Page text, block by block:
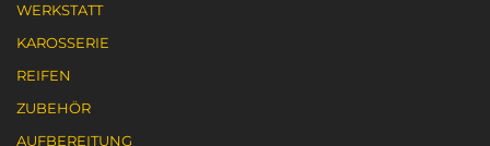
WERKSTATT
KAROSSERIE
REIFEN
ZUBEHÖR
AUFBEREITUNG